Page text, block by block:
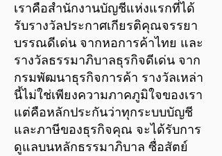
เราคือสำนักงานบัญชีแห่งแรกที่ได้
รับรางวัลประกาศเกียรติคุณจรรยา
บรรณดีเด่น จากหอการค้าไทย และ
รางวัลธรรมาภิบาลธุรกิจดีเด่น จาก
กรมพัฒนาธุรกิจการค้า รางวัลเหล่า
นี้ไม่ใช่เพียงความภาคภูมิใจของเรา
แต่คือหลักประกันว่าทุกระบบบัญชี
และภาษีของธุรกิจคุณ จะได้รับการ
ดูแลบนหลักธรรมาภิบาล ซื่อสัตย์